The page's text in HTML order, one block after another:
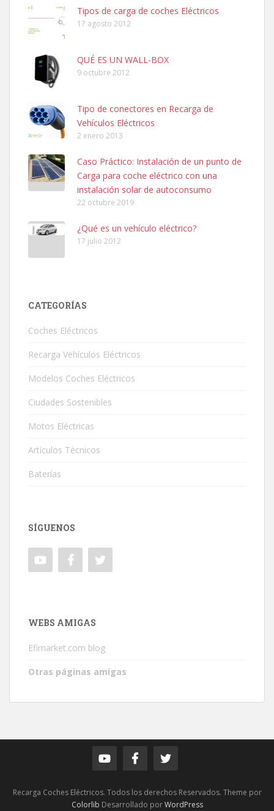
Tipos de carga de coches Eléctricos
17 agosto 2012
QUÉ ES UN WALL-BOX
9 octubre 2012
Tipo de conectores en Recarga de
Vehículos Eléctricos
2 enero 2013
Caso Práctico: Instalación de un punto de
Carga para coche eléctrico con una
instalación solar de autoconsumo
22 octubre 2019
¿Qué es un vehículo eléctrico?
17 julio 2012
CATEGORÍAS
Coches Eléctricos
Recarga Vehículos Eléctricos
Modelos Coches Eléctricos
Ciudades Sostenibles
Motos Eléctricas
Artículos Técnicos
Baterías
SÍGUENOS
WEBS AMIGAS
Efimarket.com blog
Otras páginas amigas
Recarga Coches Eléctricos. Todos los derechos Reservados. Theme por
Colorlib Desarrollado porWordPress